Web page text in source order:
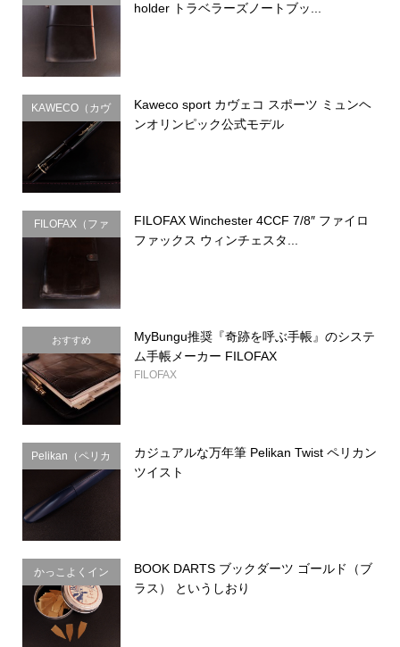
COMPANY（ト
ラベラーズカン
holder トラベラーズノートブッ...
KAWECO（カヴ
ェコ）
Kaweco sport カヴェコ スポーツ ミュンヘ
ンオリンピック公式モデル
FILOFAX（ファ
FILOFAX Winchester 4CCF 7/8″ ファイロ
ファックス ウィンチェスタ...
おすすめ
MyBungu推奨『奇跡を呼ぶ手帳』のシステ
ム手帳メーカー FILOFAX
FILOFAX
Pelikan（ペリカ
ン）
カジュアルな万年筆 Pelikan Twist ペリカン
ツイスト
かっこよくイン
デックス
BOOK DARTS ブックダーツ ゴールド（ブ
ラス） というしおり